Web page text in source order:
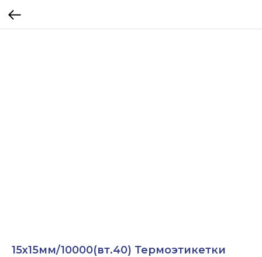
15х15мм/10000(вт.40) Термоэтикетки